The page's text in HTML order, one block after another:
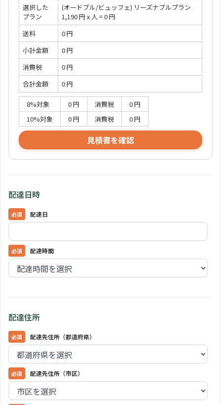
選択した
プラン
(オードブル/ビュッフェ) リーズナブルプラン
1,190 円 x 人 = 0 円
送料
0 円
小計金額
0 円
消費税
0 円
合計金額
0 円
8%対象 0 円 消費税
0 円
10%対象
0 円 消費税 0 円
見積書を確認
配達日時
配達日
配達時間
配達住所
配達先住所（都道府県）
配達先住所（市区）